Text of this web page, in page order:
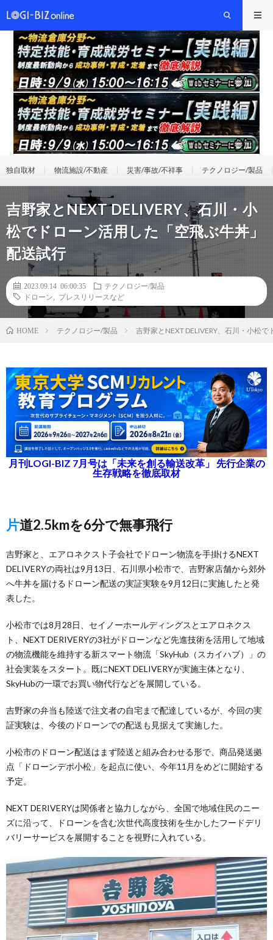
独自取材 物流施設/不動産 災害/事故/不祥事 テクノロジー/製品
吉野家とNEXT DELIVERY、石川・小
松でドローン活用した「空飛ぶ牛丼」
配送試行
2023.09.14 06:00:35
テクノロジー/製品
ドローン
プレスリリースなど
HOME テクノロジー/製品 吉野家とNEXT DELIVERY、石川・小松
月刊LOGI-BIZ 7月号は「未来を創る輸送改革」 先行企業の
生存戦略を徹底取材
片道2.5kmを6分で無事飛行
吉野家と、エアロネクスト子会社でドローン物流を手掛けるNEXT
DELIVERYの両社は9月13日、石川県小松市で、吉野家店舗から郊外
へ牛丼を届けるドローン配送の実証実験を9月12日に実施したと発
表した。
小松市では8月28日、セイノーホールディングスとエアロネクス
ト、NEXT DERIVERYの3社がドローンなど先進技術を活用して地域
の物流機能を維持する新スマート物流「SkyHub（スカイハブ）」の
社会実装をスタート。既にNEXT DELIVERYが実施主体となり、
SkyHubの一環でお買い物代行などを展開している。
吉野家の弁当も陸送で注文者の自宅まで配達しているが、今回の実
証実験は、今後のドローンでの配送も見据えて実施した。
小松市のドローン配送はまず陸送と組み合わせる形で、商品発送拠
点「ドローンデポ小松」を起点に使い、今年11月をめどに開始する
予定。
NEXT DERIVERYは関係者と協力しながら、全国で地域住民のニー
ズに沿って、ドローンを含む次世代高度技術を生かしたフードデリ
バリーサービスを展開することを視野に入れている。